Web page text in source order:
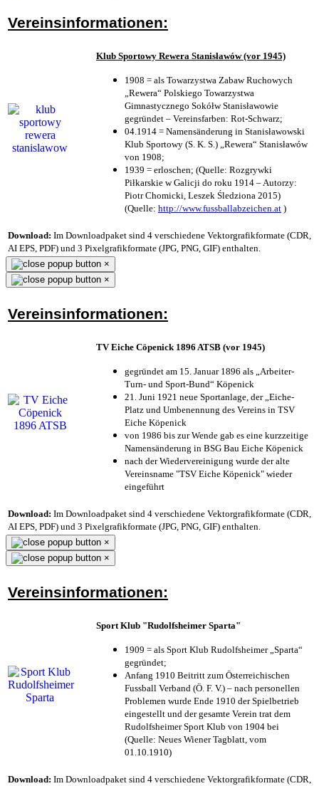
Vereinsinformationen:
Klub Sportowy Rewera Stanisławów (vor 1945)
1908 = als Towarzystwa Zabaw Ruchowych
„Rewera“ Polskiego Towarzystwa
Gimnastycznego Sokółw Stanisławowie
gegründet – Vereinsfarben: Rot-Schwarz;
04.1914 = Namensänderung in Stanisławowski
Klub Sportowy (S. K. S.) „Rewera“ Stanisławów
von 1908;
1939 = erloschen; (Quelle: Rozgrywki
Piłkarskie w Galicji do roku 1914 – Autorzy:
Piotr Chomicki, Leszek Śledziona 2015)
(Quelle: http://www.fussballabzeichen.at )
Download: Im Downloadpaket sind 4 verschiedene Vektorgrafikformate (CDR,
AI EPS, PDF) und 3 Pixelgrafikformate (JPG, PNG, GIF) enthalten.
×
×
Vereinsinformationen:
TV Eiche Cöpenick 1896 ATSB (vor 1945)
gegründet am 15. Januar 1896 als „Arbeiter-
Turn- und Sport-Bund“ Köpenick
21. Juni 1921 neue Sportanlage, der „Eiche-
Platz und Umbenennung des Vereins in TSV
Eiche Köpenick
von 1986 bis zur Wende gab es eine kurzzeitige
Namensänderung in BSG Bau Eiche Köpenick
nach der Wiedervereinigung wurde der alte
Vereinsname "TSV Eiche Köpenick" wieder
eingeführt
Download: Im Downloadpaket sind 4 verschiedene Vektorgrafikformate (CDR,
AI EPS, PDF) und 3 Pixelgrafikformate (JPG, PNG, GIF) enthalten.
×
×
Vereinsinformationen:
Sport Klub "Rudolfsheimer Sparta"
1909 = als Sport Klub Rudolfsheimer „Sparta“
gegründet;
Anfang 1910 Beitritt zum Österreichischen
Fussball Verband (Ö. F. V.) – nach personellen
Problemen wurde Ende 1910 der Spielbetrieb
eingestellt und der gesamte Verein trat dem
Rudolfsheimer Sport Klub von 1904 bei
(Quelle: Neues Wiener Tagblatt, vom
01.10.1910)
Download: Im Downloadpaket sind 4 verschiedene Vektorgrafikformate (CDR,